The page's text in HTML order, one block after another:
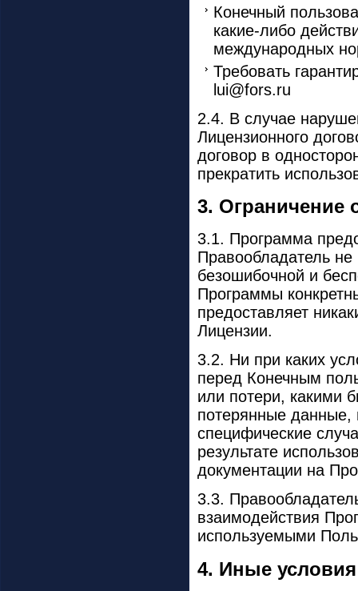
Конечный
какие-либо
международных
Требовать
lui@fors.ru
2.4. В случае
Лицензионного
договор в
прекратить
3. Ограничение
3.1. Программа
Правообладатель не
безошибочной и
Программы
предоставляет
Лицензии.
3.2. Ни при каких
перед Конечным
или потери, какими
потерянные данные,
специфические
результате
документации на
3.3.
взаимодействия
используемыми
4. Иные условия